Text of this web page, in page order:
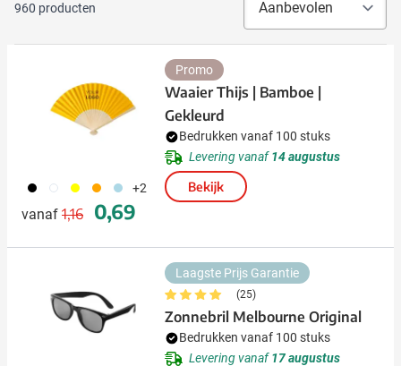
960 producten
001 002 006 007 018 +2
vanaf
Normale prijs
1,16
Speciale prijs
0,69
Promo
Waaier Thijs | Bamboe |
Gekleurd
Bedrukken vanaf 100 stuks
Levering vanaf14 augustus
Bekijk
Laagste Prijs Garantie
(25)
Zonnebril Melbourne Original
Bedrukken vanaf 100 stuks
Levering vanaf17 augustus